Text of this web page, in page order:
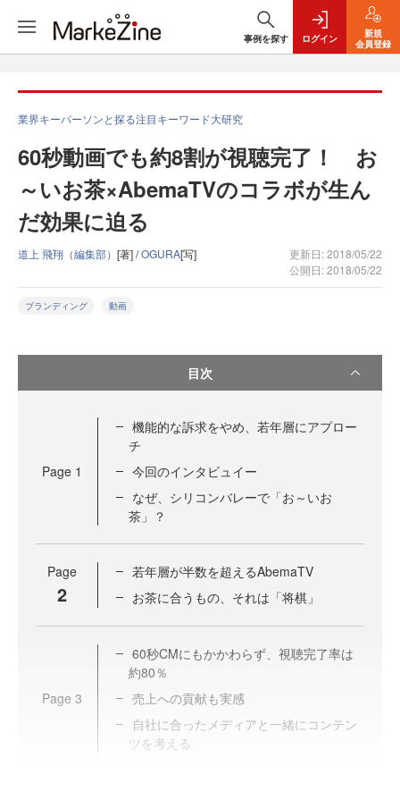
事例を探す ログイン
新規
会員登録
業界キーパーソンと探る注目キーワード大研究
60秒動画でも約8割が視聴完了！ お
～いお茶×AbemaTVのコラボが生ん
だ効果に迫る
道上 飛翔（編集部） [著] /OGURA[写]
更新日: 2018/05/22
公開日: 2018/05/22
ブランディング 動画
目次
Page 1
機能的な訴求をやめ、若年層にアプロー
チ
今回のインタビュイー
なぜ、シリコンバレーで「お～いお
茶」？
Page
2
若年層が半数を超えるAbemaTV
お茶に合うもの、それは「将棋」
Page 3
60秒CMにもかかわらず、視聴完了率は
約80％
売上への貢献も実感
自社に合ったメディアと一緒にコンテン
ツを考える